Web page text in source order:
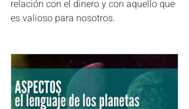
relación con el dinero y con aquello que
es valioso para nosotros.